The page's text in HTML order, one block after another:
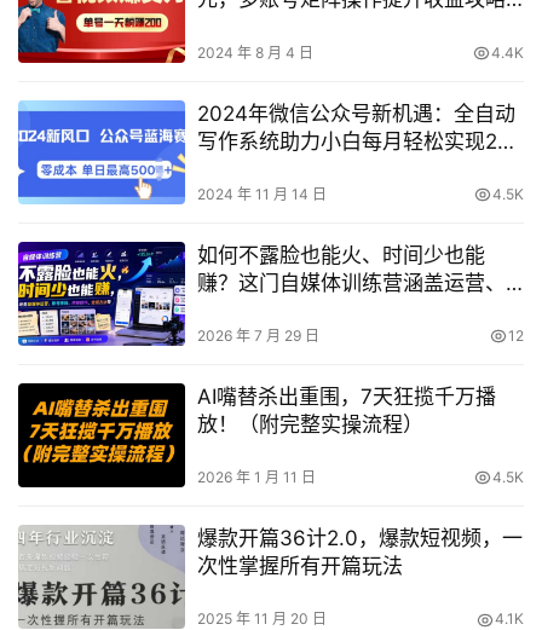
2024 年 8 月 4 日 4.4K
2024年微信公众号新机遇：全自动
写作系统助力小白每月轻松实现2万
2024 年 11 月 14 日 4.5K
如何不露脸也能火、时间少也能
赚？这门自媒体训练营涵盖运营、
2026 年 7 月 29 日 12
AI嘴替杀出重围，7天狂揽千万播
放！（附完整实操流程）
2026 年 1 月 11 日 4.5K
爆款开篇36计2.0，爆款短视频，一
次性掌握所有开篇玩法
2025 年 11 月 20 日 4.1K